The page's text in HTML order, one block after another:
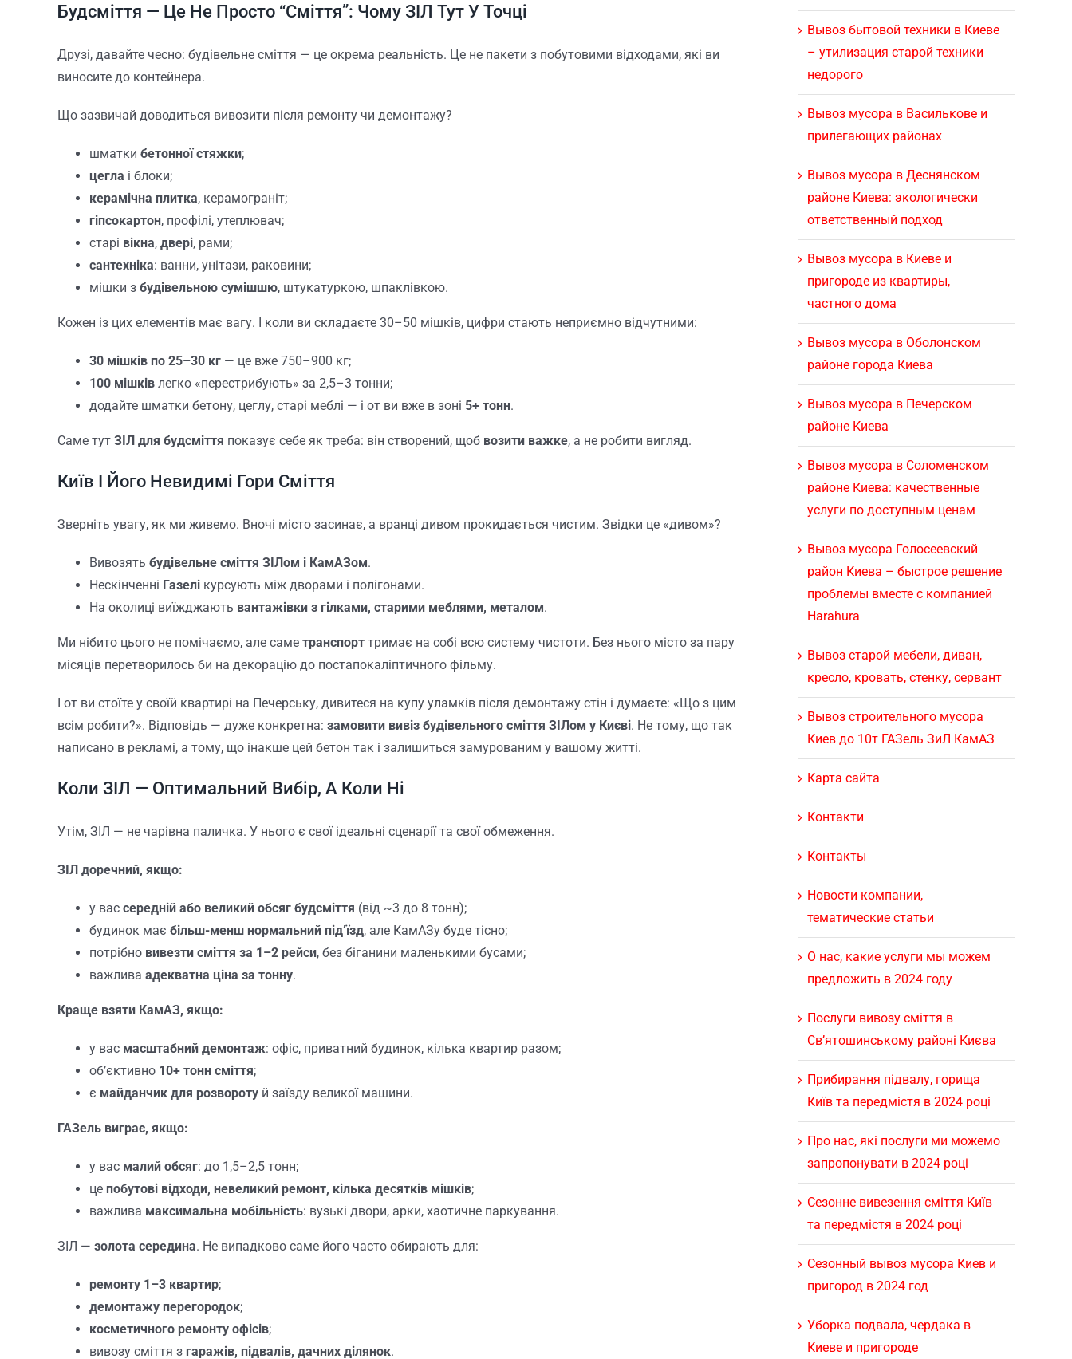
Будсміття — Це Не Просто “Сміття”: Чому ЗІЛ Тут У Точці
Друзі, давайте чесно: будівельне сміття — це окрема реальність. Це не пакети з побутовими відходами, які ви
виносите до контейнера.
Що зазвичай доводиться вивозити після ремонту чи демонтажу?
шматки бетонної стяжки;
цегла і блоки;
керамічна плитка, керамограніт;
гіпсокартон, профілі, утеплювач;
старі вікна, двері, рами;
сантехніка: ванни, унітази, раковини;
мішки з будівельною сумішшю, штукатуркою, шпаклівкою.
Кожен із цих елементів має вагу. І коли ви складаєте 30–50 мішків, цифри стають неприємно відчутними:
30 мішків по 25–30 кг— це вже 750–900 кг;
100 мішківлегко «перестрибують» за 2,5–3 тонни;
додайте шматки бетону, цеглу, старі меблі — і от ви вже в зоні 5+ тонн.
Саме тут ЗІЛ для будсміття показує себе як треба: він створений, щоб возити важке, а не робити вигляд.
Київ І Його Невидимі Гори Сміття
Зверніть увагу, як ми живемо. Вночі місто засинає, а вранці дивом прокидається чистим. Звідки це «дивом»?
Вивозять будівельне сміття ЗІЛом і КамАЗом.
Нескінченні Газелікурсують між дворами і полігонами.
На околиці виїжджають вантажівки з гілками, старими меблями, металом.
Ми нібито цього не помічаємо, але саме транспорттримає на собі всю систему чистоти. Без нього місто за пару
місяців перетворилось би на декорацію до постапокаліптичного фільму.
І от ви стоїте у своїй квартирі на Печерську, дивитеся на купу уламків після демонтажу стін і думаєте: «Що з цим
всім робити?». Відповідь — дуже конкретна: замовити вивіз будівельного сміття ЗІЛом у Києві. Не тому, що так
написано в рекламі, а тому, що інакше цей бетон так і залишиться замурованим у вашому житті.
Коли ЗІЛ — Оптимальний Вибір, А Коли Ні
Утім, ЗІЛ — не чарівна паличка. У нього є свої ідеальні сценарії та свої обмеження.
ЗІЛ доречний, якщо:
у вас середній або великий обсяг будсміття (від ~3 до 8 тонн);
будинок має більш-менш нормальний під’їзд, але КамАЗу буде тісно;
потрібно вивезти сміття за 1–2 рейси, без біганини маленькими бусами;
важлива адекватна ціна за тонну.
Краще взяти КамАЗ, якщо:
у вас масштабний демонтаж: офіс, приватний будинок, кілька квартир разом;
об’єктивно 10+ тонн сміття;
є майданчик для розворотуй заїзду великої машини.
ГАЗель виграє, якщо:
у вас малий обсяг: до 1,5–2,5 тонн;
це побутові відходи, невеликий ремонт, кілька десятків мішків;
важлива максимальна мобільність: вузькі двори, арки, хаотичне паркування.
ЗІЛ — золота середина. Не випадково саме його часто обирають для:
ремонту 1–3 квартир;
демонтажу перегородок;
косметичного ремонту офісів;
вивозу сміття з гаражів, підвалів, дачних ділянок.
Вывоз бытовой техники в Киеве
– утилизация старой техники
недорого
Вывоз мусора в Василькове и
прилегающих районах
Вывоз мусора в Деснянском
районе Киева: экологически
ответственный подход
Вывоз мусора в Киеве и
пригороде из квартиры,
частного дома
Вывоз мусора в Оболонском
районе города Киева
Вывоз мусора в Печерском
районе Киева
Вывоз мусора в Соломенском
районе Киева: качественные
услуги по доступным ценам
Вывоз мусора Голосеевский
район Киева – быстрое решение
проблемы вместе с компанией
Harahura
Вывоз старой мебели, диван,
кресло, кровать, стенку, сервант
Вывоз строительного мусора
Киев до 10т ГАЗель ЗиЛ КамАЗ
Карта сайта
Контакти
Контакты
Новости компании,
тематические статьи
О нас, какие услуги мы можем
предложить в 2024 году
Послуги вивозу сміття в
Св’ятошинському районі Києва
Прибирання підвалу, горища
Київ та передмістя в 2024 році
Про нас, які послуги ми можемо
запропонувати в 2024 році
Сезонне вивезення сміття Київ
та передмістя в 2024 році
Сезонный вывоз мусора Киев и
пригород в 2024 год
Уборка подвала, чердака в
Киеве и пригороде